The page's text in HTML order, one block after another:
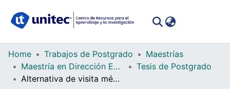
Communities
Collections
Home Trabajos de Postgrado
Maestrías
Maestría en Dirección Empresarial
Tesis de Postgrado
Alternativa de visita médica en línea